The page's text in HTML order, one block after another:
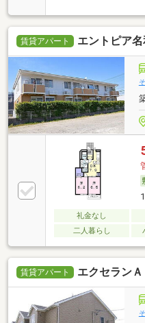
賃貸アパート エントピア名
礼金なし
二人暮らし
賃貸アパート エクセランＡ